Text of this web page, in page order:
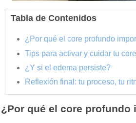
Tabla de Contenidos
¿Por qué el core profundo
Tips para activar y cuidar tu
¿Y si el edema persiste?
Reflexión final: tu proceso, tu
¿Por qué el core profundo